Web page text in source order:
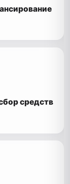
средств